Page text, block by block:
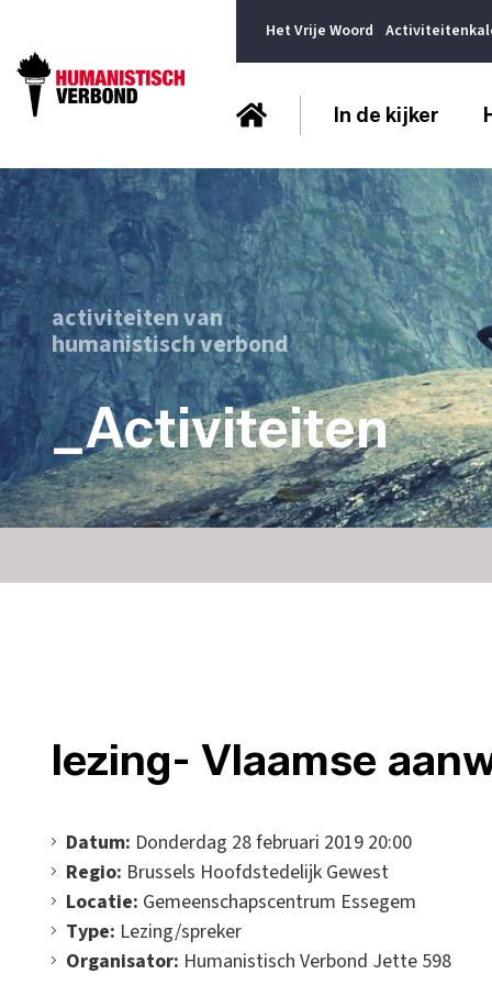
Het Vrije Woord
In de kijker
activiteiten van
humanistisch verbond
_Activiteiten
lezing- Vlaamse
Datum: Donderdag 28 februari 2019 20:00
Regio: Brussels Hoofdstedelijk Gewest
Locatie: Gemeenschapscentrum Essegem
Type: Lezing/spreker
Organisator: Humanistisch Verbond Jette 598